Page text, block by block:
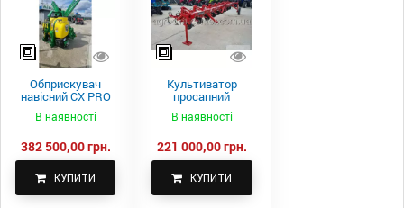
Обприскувач
навісний CX PRO
В наявності
382 500,00 грн.
КУПИТИ
Культиватор
просапний
КПН-5,6-05
В наявності
221 000,00 грн.
КУПИТИ